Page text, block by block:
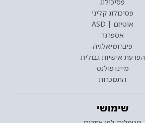
פסיכולוג קליני
אוטיזם | ASD
אספרגר
פיברומיאלגיה
הפרעת אישיות גבולית
מיינדפולנס
התמכרות
שימושי